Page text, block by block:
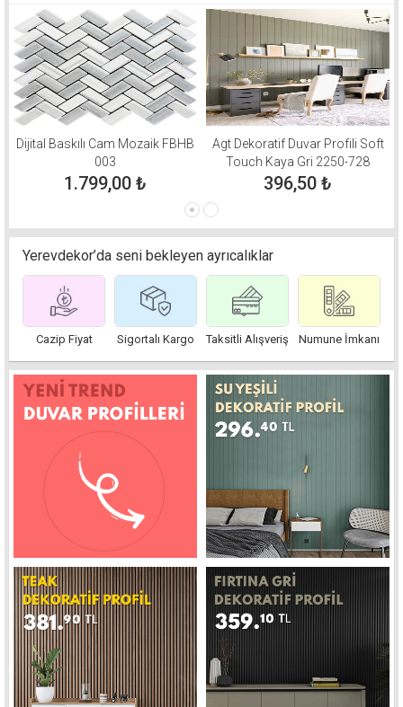
Dijital Baskılı Cam Mozaik FBHB
003
1.799,00 ₺
Agt Dekoratif Duvar Profili Soft
Touch Kaya Gri 2250-728
396,50 ₺
Yerevdekor’da seni bekleyen ayrıcalıklar
Cazip Fiyat Sigortalı Kargo Taksitli Alışveriş Numune İmkanı